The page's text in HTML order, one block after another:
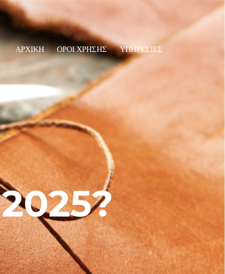
ΑΡΧΙΚΗ ΌΡΟΙ ΧΡΉΣΗΣ ΥΠΗΡΕΣΊΕΣ